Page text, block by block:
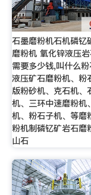
石墨磨粉机石机磷钇
磨粉机 氧化锌液压
需要多少钱,叫什么粉
液压矿石磨粉机、粉
版粉砂机、克石机、
机、三环中速磨粉机
机、粉石子机、等磨
粉机制磷钇矿岩石磨
山石